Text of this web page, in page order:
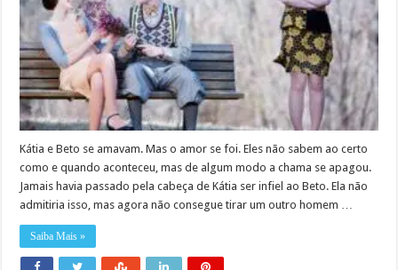
Kátia e Beto se amavam. Mas o amor se foi. Eles não sabem ao certo
como e quando aconteceu, mas de algum modo a chama se apagou.
Jamais havia passado pela cabeça de Kátia ser infiel ao Beto. Ela não
admitiria isso, mas agora não consegue tirar um outro homem …
Saiba Mais »